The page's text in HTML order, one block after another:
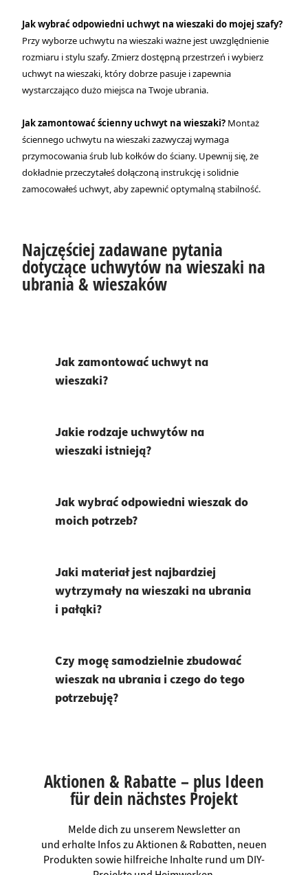
Jak wybrać odpowiedni uchwyt na wieszaki do mojej szafy?
Przy wyborze uchwytu na wieszaki ważne jest uwzględnienie
rozmiaru i stylu szafy. Zmierz dostępną przestrzeń i wybierz
uchwyt na wieszaki, który dobrze pasuje i zapewnia
wystarczająco dużo miejsca na Twoje ubrania.
Jak zamontować ścienny uchwyt na wieszaki? Montaż
ściennego uchwytu na wieszaki zazwyczaj wymaga
przymocowania śrub lub kołków do ściany. Upewnij się, że
dokładnie przeczytałeś dołączoną instrukcję i solidnie
zamocowałeś uchwyt, aby zapewnić optymalną stabilność.
Najczęściej zadawane pytania
dotyczące uchwytów na wieszaki na
ubrania & wieszaków
Jak zamontować uchwyt na
wieszaki?
Jakie rodzaje uchwytów na
wieszaki istnieją?
Jak wybrać odpowiedni wieszak do
moich potrzeb?
Jaki materiał jest najbardziej
wytrzymały na wieszaki na ubrania
i pałąki?
Czy mogę samodzielnie zbudować
wieszak na ubrania i czego do tego
potrzebuję?
Aktionen & Rabatte – plus Ideen
für dein nächstes Projekt
Melde dich zu unserem Newsletter an
und erhalte Infos zu Aktionen & Rabatten, neuen
Produkten sowie hilfreiche Inhalte rund um DIY-